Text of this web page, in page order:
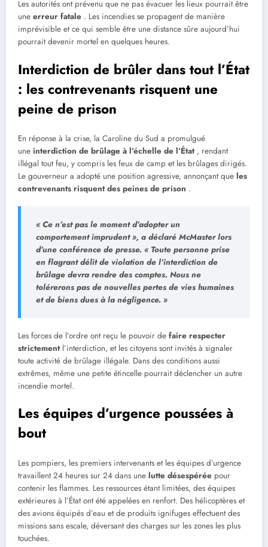
Les autorités ont prévenu que ne pas évacuer les lieux pourrait être
une erreur fatale . Les incendies se propagent de manière
imprévisible et ce qui semble être une distance sûre aujourd’hui
pourrait devenir mortel en quelques heures.
Interdiction de brûler dans tout l’État
: les contrevenants risquent une
peine de prison
En réponse à la crise, la Caroline du Sud a promulgué
une interdiction de brûlage à l’échelle de l’État, rendant
illégal tout feu, y compris les feux de camp et les brûlages dirigés.
Le gouverneur a adopté une position agressive, annonçant que les
contrevenants risquent des peines de prison .
« Ce n’est pas le moment d’adopter un
comportement imprudent », a déclaré McMaster lors
d’une conférence de presse. « Toute personne prise
en flagrant délit de violation de l’interdiction de
brûlage devra rendre des comptes. Nous ne
tolérerons pas de nouvelles pertes de vies humaines
et de biens dues à la négligence. »
Les forces de l’ordre ont reçu le pouvoir de faire respecter
strictementl’interdiction, et les citoyens sont invités à signaler
toute activité de brûlage illégale. Dans des conditions aussi
extrêmes, même une petite étincelle pourrait déclencher un autre
incendie mortel.
Les équipes d’urgence poussées à
bout
Les pompiers, les premiers intervenants et les équipes d’urgence
travaillent 24 heures sur 24 dans une lutte désespérée pour
contenir les flammes. Les ressources étant limitées, des équipes
extérieures à l’État ont été appelées en renfort. Des hélicoptères et
des avions équipés d’eau et de produits ignifuges effectuent des
missions sans escale, déversant des charges sur les zones les plus
touchées.